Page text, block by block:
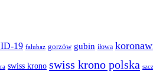
19 falubaz gorzów gubin iłowa
swiss krono swiss krono polska